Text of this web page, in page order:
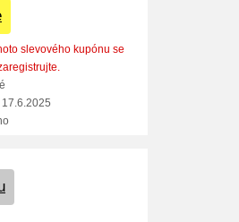
slevového kupónu se